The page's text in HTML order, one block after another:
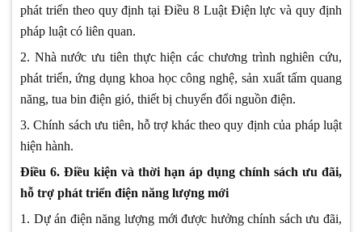
phát triển theo quy định tại Điều 8 Luật Điện lực và quy định
pháp luật có liên quan.
2. Nhà nước ưu tiên thực hiện các chương trình nghiên cứu,
phát triển, ứng dụng khoa học công nghệ, sản xuất tấm quang
năng, tua bin điện gió, thiết bị chuyển đổi nguồn điện.
3. Chính sách ưu tiên, hỗ trợ khác theo quy định của pháp luật
hiện hành.
Điều 6. Điều kiện và thời hạn áp dụng chính sách ưu đãi,
hỗ trợ phát triển điện năng lượng mới
1. Dự án điện năng lượng mới được hưởng chính sách ưu đãi,